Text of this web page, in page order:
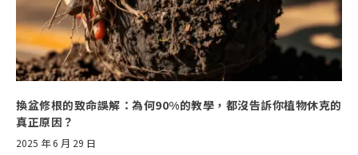
換盆修根的致命誤解：為何90%的教學，都沒告訴你植物休克的
真正原因？
2025 年 6 月 29 日